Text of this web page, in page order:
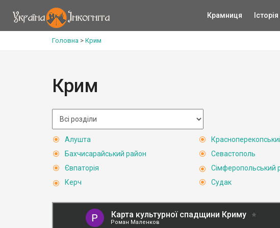
Крамниця
Головна > Крим
Крим
Алушта
Бахчисарайський район
Євпаторія
Керч
Севастополь
Сімферопольський
Судак